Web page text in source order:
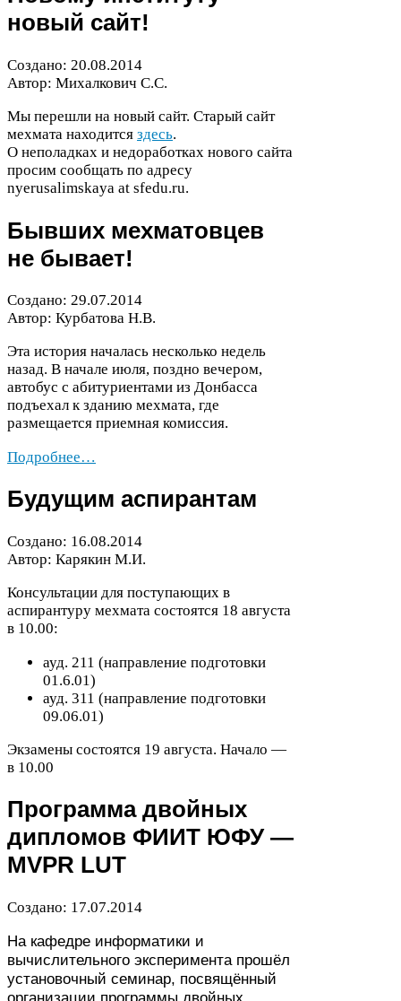
новый сайт!
Создано: 20.08.2014
Автор: Михалкович С.С.
Мы перешли на новый сайт. Старый сайт
мехмата находится здесь.
О неполадках и недоработках нового сайта
просим сообщать по адресу
nyerusal­im­skaya at sfedu​.ru.
Бывших мехматовцев
не бывает!
Создано: 29.07.2014
Автор: Курбатова Н.В.
Эта история началась несколько недель
назад. В начале июля, поздно вечером,
автобус с абитуриентами из Донбасса
подъехал к зданию мехмата, где
размещается приемная комиссия.
Подробнее…
Будущим аспирантам
Создано: 16.08.2014
Автор: Карякин М.И.
Консультации для поступающих в
аспирантуру мехмата состоятся 18 августа
в 10.00:
ауд. 211 (направление подготовки
01 .6.01)
ауд. 311 (направление подготовки
09.06.01)
Экзамены состоятся 19 августа. Начало —
в 10.00
Программа двойных
дипломов ФИИТ ЮФУ—
MVPR LUT
Создано: 17.07.2014
На кафедре информатики и
вычислительного эксперимента прошёл
установочный семинар, посвящённый